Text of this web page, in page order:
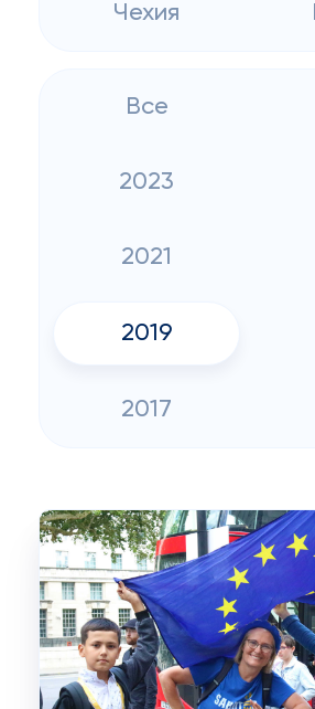
Чехия
Все
2023
2021
2019
2017